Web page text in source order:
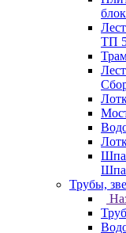
ТП
Трубы,